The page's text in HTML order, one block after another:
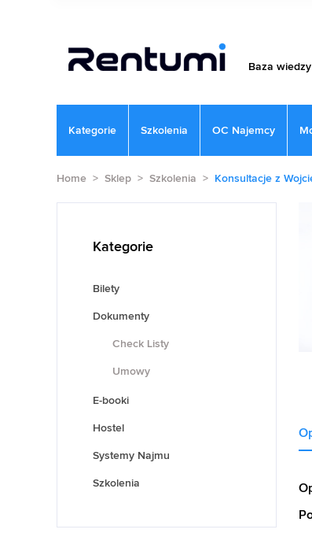
Baza
Kategorie Szkolenia OC Najemcy
Home > Sklep > Szkolenia > Konsultacje z
Kategorie
Bilety
Dokumenty
Check Listy
Umowy
E-booki
Hostel
Systemy Najmu
Szkolenia